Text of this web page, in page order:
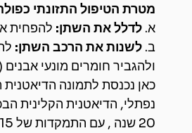
מטרת הטיפול התזונתי
א. לדלל את השתן: להפחית
ב. לשנות את הרכב השתן:
ולהגביר חומרים מונעי
כאן נכנסת לתמונה
נפתלי, הדיאטנית הקלינית